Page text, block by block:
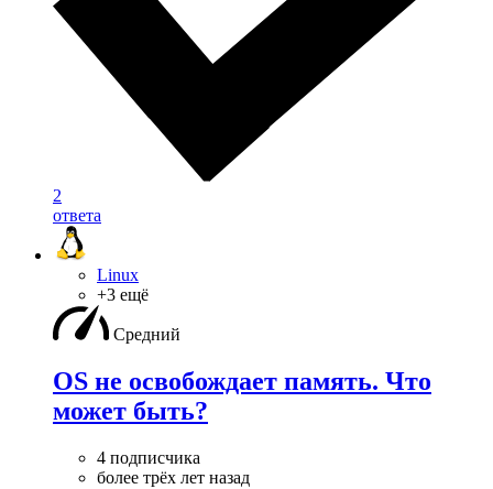
2
ответа
Linux
+3 ещё
Средний
OS не освобождает память. Что
может быть?
4 подписчика
более трёх лет назад